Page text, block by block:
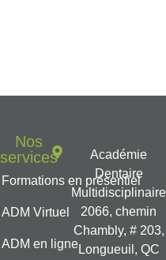
Nos
services
Formations en présentiel
ADM Virtuel
ADM en ligne
Académie
Dentaire
Multidisciplinaire
2066, chemin
Chambly, # 203,
Longueuil, QC